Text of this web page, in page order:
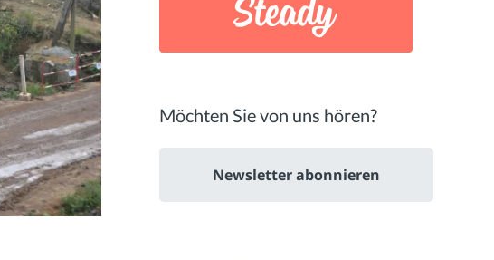
Möchten Sie von uns hören?
Newsletter abonnieren